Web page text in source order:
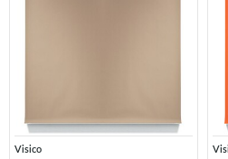
Visico